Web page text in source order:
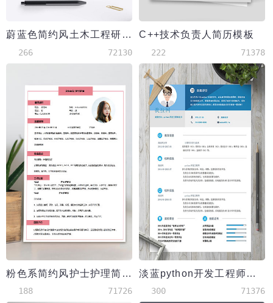
蔚蓝色简约风土木工程研究生简历模板
266 72130
C++技术负责人简历模板
222 71378
粉色系简约风护士护理简历模板
188 71726
淡蓝python开发工程师实习简历模板
300 71376